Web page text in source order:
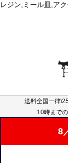
レジン,ミール皿,ア
送料全国一律
10時まで